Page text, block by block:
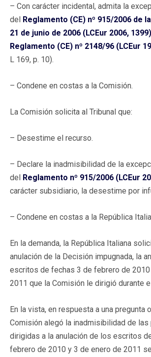
– Con carácter incidental, admita la
del Reglamento (CE) nº 915/2006 de
21 de junio de 2006 (LCEur 2006, 1399)
Reglamento (CE) nº 2148/96 (LCEur
L 169, p. 10).
– Condene en costas a la Comisión.
La Comisión solicita al Tribunal que:
– Desestime el recurso.
– Declare la inadmisibilidad de la
del Reglamento nº 915/2006 (LCEur
carácter subsidiario, la desestime por
– Condene en costas a la República
En la demanda, la República Italiana
anulación de la Decisión impugnada, la
escritos de fechas 3 de febrero de
2011 que la Comisión le dirigió durante
En la vista, en respuesta a una pregunta
Comisión alegó la inadmisibilidad de
dirigidas a la anulación de los escritos
febrero de 2010 y 3 de enero de 2011